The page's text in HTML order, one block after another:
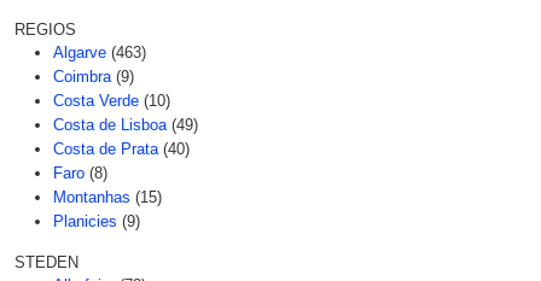
REGIOS
Algarve (463)
Coimbra (9)
Costa Verde (10)
Costa de Lisboa (49)
Costa de Prata (40)
Faro (8)
Montanhas (15)
Planicies (9)
STEDEN